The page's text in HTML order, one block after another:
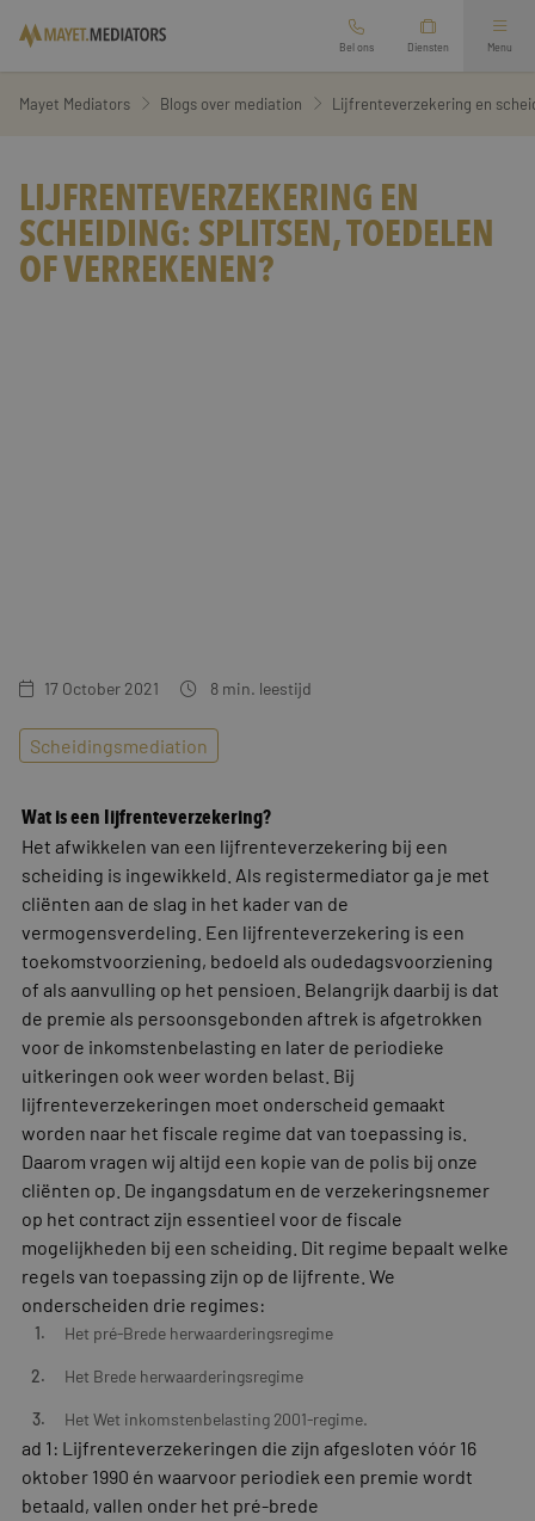
Bel ons Diensten Menu
Mediation bij scheiding
Financieel scheidingsrapport
Overige mediation
Documenten
Gratis folder
Mayet Mediators Blogs over mediation Lijfrenteverzekering en
LIJFRENTEVERZEKERING EN
SCHEIDING: SPLITSEN, TOEDELEN
OF VERREKENEN?
17 October 2021 8min. leestijd
Scheidingsmediation
Wat is een lijfrenteverzekering?
Het afwikkelen van een lijfrenteverzekering bij een
scheiding is ingewikkeld. Als registermediator ga je met
cliënten aan de slag in het kader van de
vermogensverdeling. Een lijfrenteverzekering is een
toekomstvoorziening, bedoeld als oudedagsvoorziening
of als aanvulling op het pensioen. Belangrijk daarbij is dat
de premie als persoonsgebonden aftrek is afgetrokken
voor de inkomstenbelasting en later de periodieke
uitkeringen ook weer worden belast. Bij
lijfrenteverzekeringen moet onderscheid gemaakt
worden naar het fiscale regime dat van toepassing is.
Daarom vragen wij altijd een kopie van de polis bij onze
cliënten op. De ingangsdatum en de verzekeringsnemer
op het contract zijn essentieel voor de fiscale
mogelijkheden bij een scheiding. Dit regime bepaalt welke
regels van toepassing zijn op de lijfrente. We
onderscheiden drie regimes:
Het pré-Brede herwaarderingsregime
Het Brede herwaarderingsregime
Het Wet inkomstenbelasting 2001-regime.
ad 1: Lijfrenteverzekeringen die zijn afgesloten vóór 16
oktober 1990 én waarvoor periodiek een premie wordt
betaald, vallen onder het pré-brede